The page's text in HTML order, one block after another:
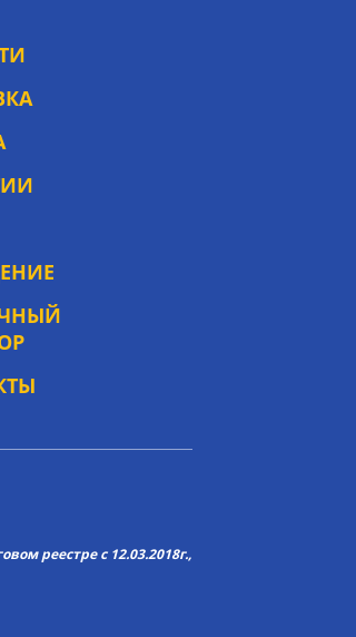
реестре с 12.03.2018г.,